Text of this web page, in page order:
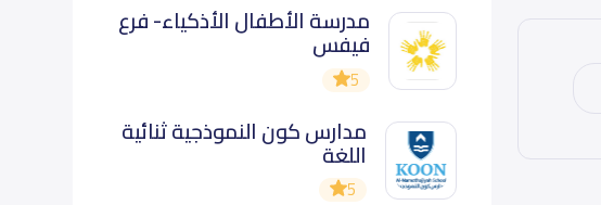
مدرسة الأطفال الأذكياء- فرع
فيفس
5
مدارس كون النموذجية ثنائية
اللغة
5